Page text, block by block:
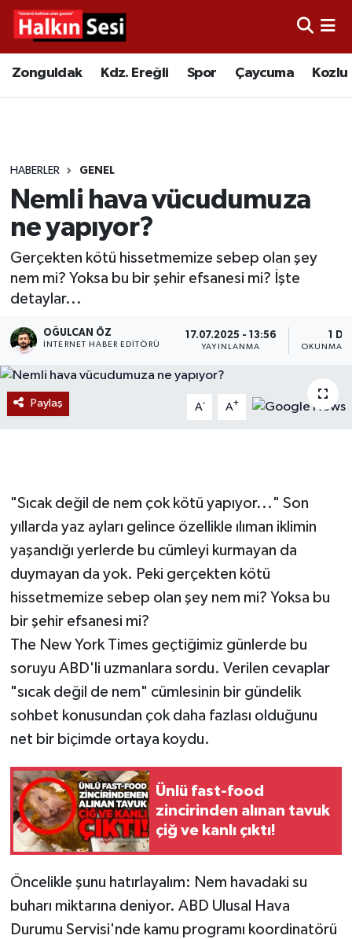
Zonguldak Kdz. Ereğli Spor Çaycuma Kozlu
HABERLER GENEL
Nemli hava vücudumuza
ne yapıyor?
Gerçekten kötü hissetmemize sebep olan şey
nem mi? Yoksa bu bir şehir efsanesi mi? İşte
detaylar...
OĞULCAN ÖZ
İNTERNET HABER EDITÖRÜ
17.07.2025 - 13:56
YAYINLANMA
1 DK
OKUNMA
Paylaş A- A+
"Sıcak değil de nem çok kötü yapıyor..." Son
yıllarda yaz ayları gelince özellikle ılıman iklimin
yaşandığı yerlerde bu cümleyi kurmayan da
duymayan da yok. Peki gerçekten kötü
hissetmemize sebep olan şey nem mi? Yoksa bu
bir şehir efsanesi mi?
The New York Times geçtiğimiz günlerde bu
soruyu ABD'li uzmanlara sordu. Verilen cevaplar
"sıcak değil de nem" cümlesinin bir gündelik
sohbet konusundan çok daha fazlası olduğunu
net bir biçimde ortaya koydu.
Ünlü fast-food
zincirinden alınan tavuk
çiğ ve kanlı çıktı!
Öncelikle şunu hatırlayalım: Nem havadaki su
buharı miktarına deniyor. ABD Ulusal Hava
Durumu Servisi'nde kamu programı koordinatörü
Video
Çaycuma
Alaplı
Asayiş
Bartın
Karabük
Devrek
Bolu
BİLİM VE TEKNOLOJİ
Düzce
Eğitim
Ekonomi
Genel
Gökçebey
GÜNDEM
İş ilanı
Kültür - Sanat
Merkez Hava Durumu
Tüm Manşetler
Son Dakika Haberleri
Haber Arşivi